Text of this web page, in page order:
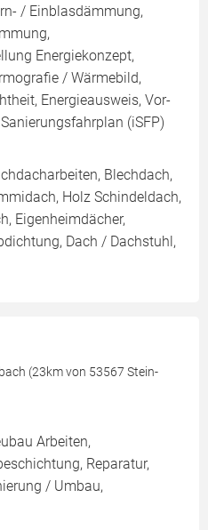
/ Einblasdämmung,
Energiekonzept,
/ Wärmebild,
Energieausweis, Vor-
(iSFP)
Blechdach,
Holz Schindeldach,
Eigenheimdächer,
Dach / Dachstuhl,
(23km von 53567 Stein-
Arbeiten,
Reparatur,
/ Umbau,